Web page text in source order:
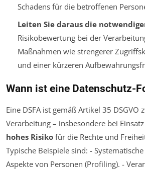
Schadens für die betroffenen
Leiten Sie daraus die
Risikobewertung bei der
Maßnahmen wie strengerer
und einer kürzeren
Wann ist eine Datenschutz-
Eine DSFA ist gemäß Artikel 35
Verarbeitung – insbesondere bei
hohes Risiko für die Rechte und
Typische Beispiele sind: -
Aspekte von Personen (Profiling). -